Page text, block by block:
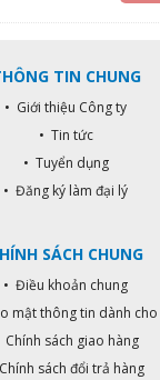
TIN CHUNG
• Giới thiệu Công ty
• Tin tức
• Tuyển dụng
• Đăng ký làm đại lý
SÁCH CHUNG
• Điều khoản chung
mật thông tin dành
Chính sách giao hàng
sách đổi trả hàng